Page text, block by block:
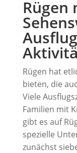
Rügen
Rügen hat
bieten, die
Viele
Familien mit
gibt es auf
spezielle
zunächst